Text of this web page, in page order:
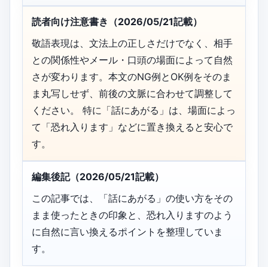
読者向け注意書き（2026/05/21記載）
敬語表現は、文法上の正しさだけでなく、相手
との関係性やメール・口頭の場面によって自然
さが変わります。本文のNG例とOK例をそのま
ま丸写しせず、前後の文脈に合わせて調整して
ください。 特に「話にあがる」は、場面によっ
て「恐れ入ります」などに置き換えると安心で
す。
編集後記（2026/05/21記載）
この記事では、「話にあがる」の使い方をその
まま使ったときの印象と、恐れ入りますのよう
に自然に言い換えるポイントを整理していま
す。